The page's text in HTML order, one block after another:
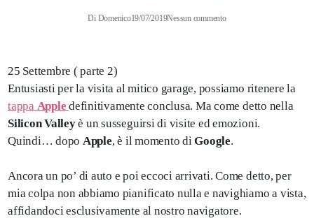
Di Domenico19/07/2019Nessun commento
25 Settembre ( parte 2)
Entusiasti per la visita al mitico garage, possiamo ritenere la
tappa Apple definitivamente conclusa. Ma come detto nella
Silicon Valleyè un susseguirsi di visite ed emozioni.
Quindi… dopo Apple, è il momento diGoogle.
Ancora un po’ di auto e poi eccoci arrivati. Come detto, per
mia colpa non abbiamo pianificato nulla e navighiamo a vista,
affidandoci esclusivamente al nostro navigatore.